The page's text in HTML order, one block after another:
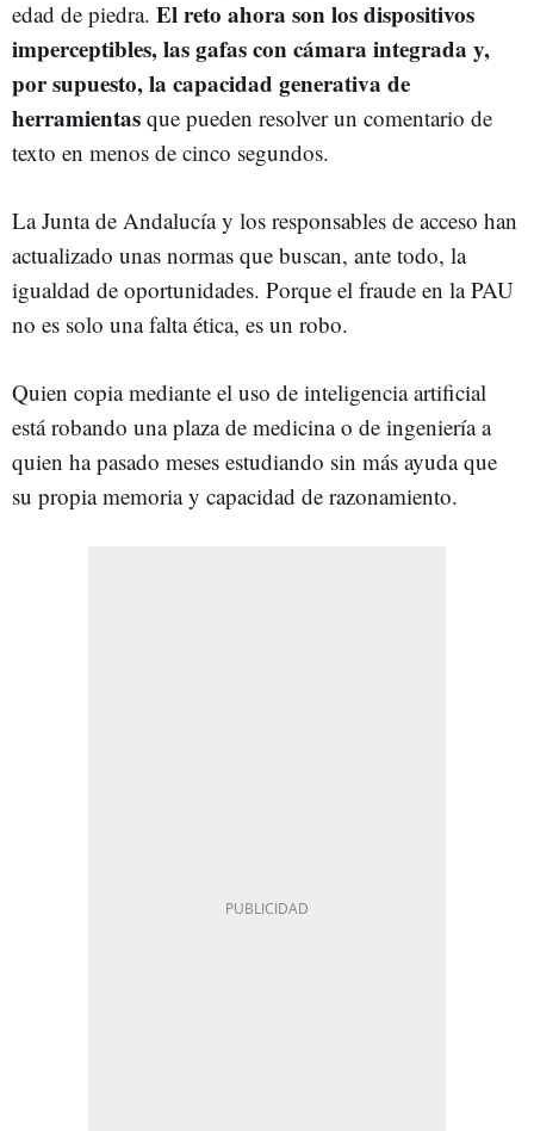
edad de piedra. El reto ahora son los dispositivos
imperceptibles, las gafas con cámara integrada y,
por supuesto, la capacidad generativa de
herramientas que pueden resolver un comentario de
texto en menos de cinco segundos.
La Junta de Andalucía y los responsables de acceso han
actualizado unas normas que buscan, ante todo, la
igualdad de oportunidades. Porque el fraude en la PAU
no es solo una falta ética, es un robo.
Quien copia mediante el uso de inteligencia artificial
está robando una plaza de medicina o de ingeniería a
quien ha pasado meses estudiando sin más ayuda que
su propia memoria y capacidad de razonamiento.